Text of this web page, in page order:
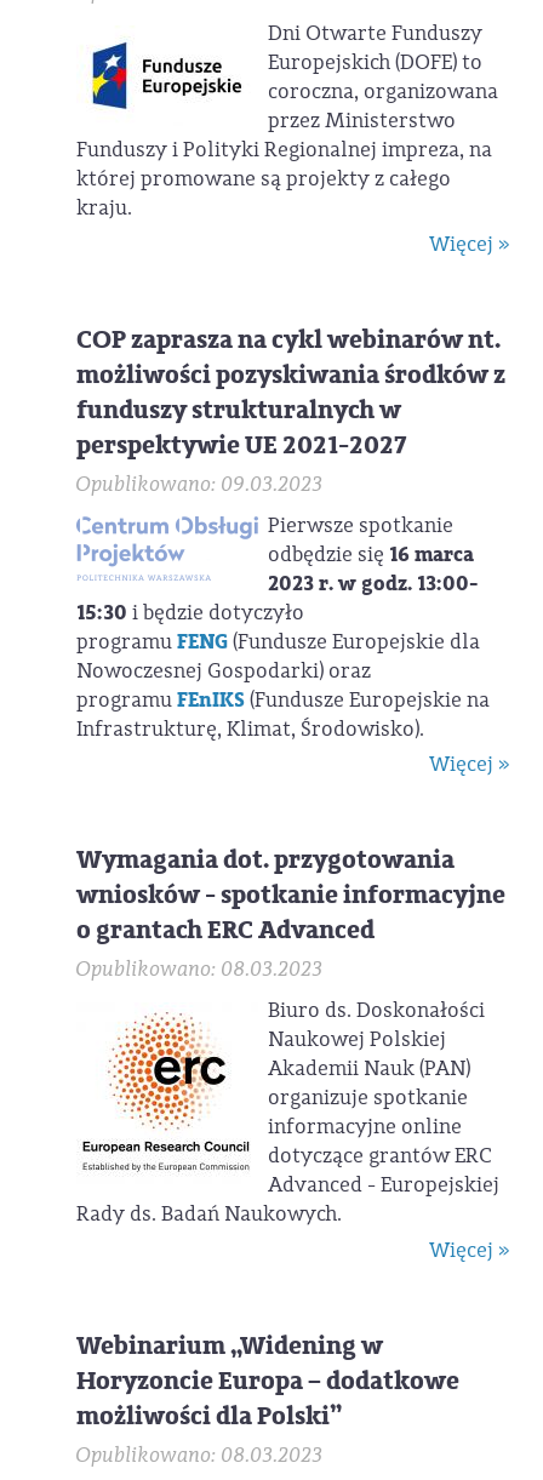
Dni Otwarte Funduszy
Europejskich (DOFE) to
coroczna, organizowana
przez Ministerstwo
Funduszy i Polityki Regionalnej impreza, na
której promowane są projekty z całego
kraju.
Więcej »
COP zaprasza na cykl webinarów nt.
możliwości pozyskiwania środków z
funduszy strukturalnych w
perspektywie UE 2021-2027
Opublikowano: 09.03.2023
Pierwsze spotkanie
odbędzie się 16 marca
2023 r. w godz. 13:00-
15:30 i będzie dotyczyło
programuFENG(Fundusze Europejskie dla
Nowoczesnej Gospodarki) oraz
programuFEnIKS(Fundusze Europejskie na
Infrastrukturę, Klimat, Środowisko).
Więcej »
Wymagania dot. przygotowania
wniosków - spotkanie informacyjne
o grantach ERC Advanced
Opublikowano: 08.03.2023
Biuro ds. Doskonałości
Naukowej Polskiej
Akademii Nauk (PAN)
organizuje spotkanie
informacyjne online
dotyczące grantów ERC
Advanced - Europejskiej
Rady ds. Badań Naukowych.
Więcej »
Webinarium „Widening w
Horyzoncie Europa – dodatkowe
możliwości dla Polski”
Opublikowano: 08.03.2023